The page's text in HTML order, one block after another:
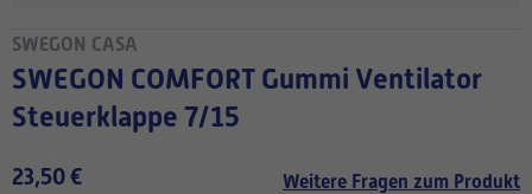
SWEGON CASA
SWEGON COMFORT Gummi Ventilator
Steuerklappe 7/15
23,50 € Weitere Fragen zum Produkt